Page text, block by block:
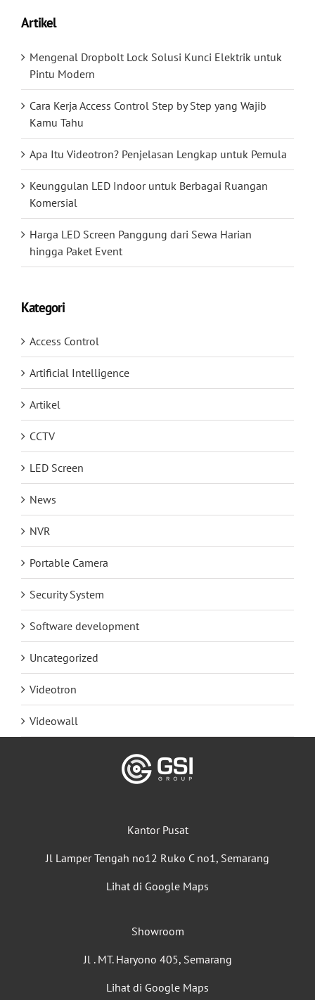
Artikel
Mengenal Dropbolt Lock Solusi Kunci Elektrik untuk
Pintu Modern
Cara Kerja Access Control Step by Step yang Wajib
Kamu Tahu
Apa Itu Videotron? Penjelasan Lengkap untuk Pemula
Keunggulan LED Indoor untuk Berbagai Ruangan
Komersial
Harga LED Screen Panggung dari Sewa Harian
hingga Paket Event
Kategori
Access Control
Artificial Intelligence
Artikel
CCTV
LED Screen
News
NVR
Portable Camera
Security System
Software development
Uncategorized
Videotron
Videowall
Kantor Pusat
Jl Lamper Tengah no12 Ruko C no1, Semarang
Lihat di Google Maps
Showroom
Jl . MT. Haryono 405, Semarang
Lihat di Google Maps